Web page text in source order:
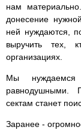
нам
донесение
ней нуждаются,
выручить тех,
организациях.
Мы
равнодушными.
сектам станет
Заранее -